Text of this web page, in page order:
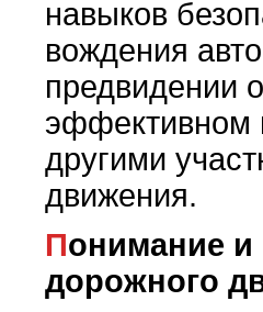
навыков
вождения
предвидении
эффективном
другими
движения.
Понимание и соблюдение правил
дорожного